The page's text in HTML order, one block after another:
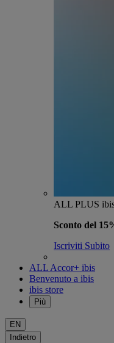
ALL PLUS
Sconto del
Iscriviti Subito
ALL Accor+ ibis
Benvenuto a ibis
ibis store
Più
EN
Indietro